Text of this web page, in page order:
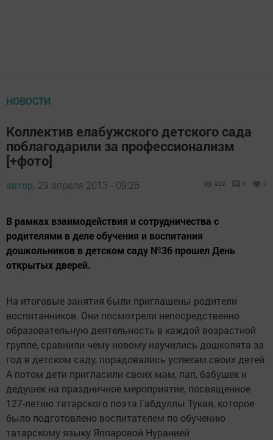
НОВОСТИ
Коллектив елабужского детского сада
поблагодарили за профессионализм
[+фото]
автор, 29 апреля 2013 - 09:26 929 0 0
В рамках взаимодействия и сотрудничества с
родителями в деле обучения и воспитания
дошкольников в детском саду №36 прошел День
открытых дверей.
На итоговые занятия были приглашены родители
воспитанников. Они посмотрели непосредственно
образовательную деятельность в каждой возрастной
группе, сравнили чему новому научились дошколята за
год в детском саду, порадовались успехам своих детей.
А потом дети пригласили своих мам, пап, бабушек и
дедушек на праздничное мероприятие, посвященное
127-летию татарского поэта Габдуллы Тукая, которое
было подготовлено воспитателем по обучению
татарскому языку Яппаровой Нуранией